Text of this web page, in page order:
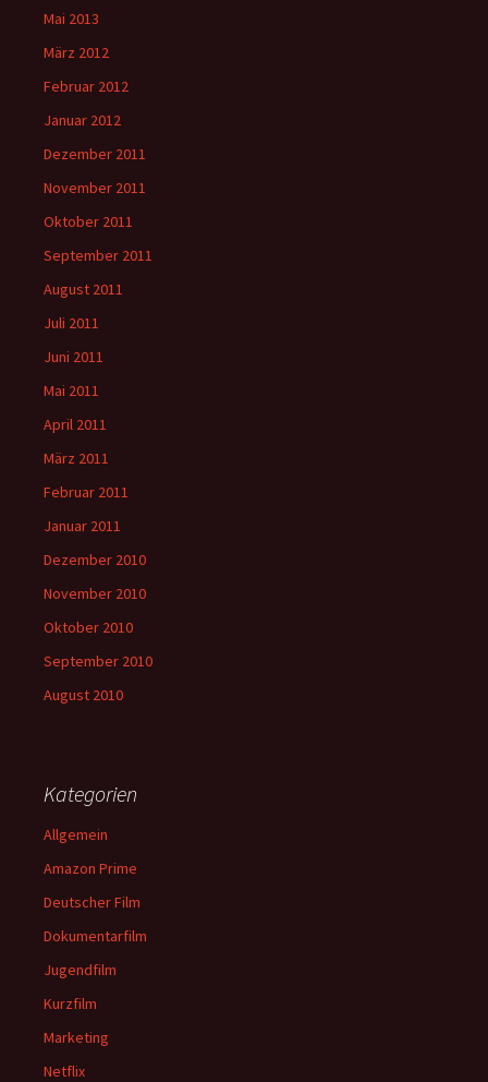
Mai 2013
März 2012
Februar 2012
Januar 2012
Dezember 2011
November 2011
Oktober 2011
September 2011
August 2011
Juli 2011
Juni 2011
Mai 2011
April 2011
März 2011
Februar 2011
Januar 2011
Dezember 2010
November 2010
Oktober 2010
September 2010
August 2010
Kategorien
Allgemein
Amazon Prime
Deutscher Film
Dokumentarfilm
Jugendfilm
Kurzfilm
Marketing
Netflix